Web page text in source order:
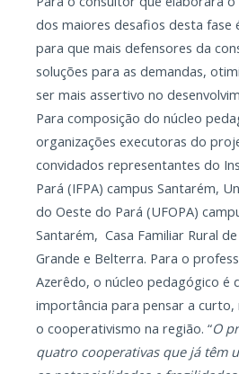
dos maiores desafios desta fase
para que mais defensores da
soluções para as demandas,
ser mais assertivo no
Para composição do núcleo
organizações executoras do
convidados representantes do
Pará (IFPA) campus Santarém,
do Oeste do Pará (UFOPA)
Santarém, Casa Familiar Rural
Grande e Belterra. Para o
Azerêdo, o núcleo pedagógico é
importância para pensar a
o cooperativismo na região. “O
quatro cooperativas que já têm